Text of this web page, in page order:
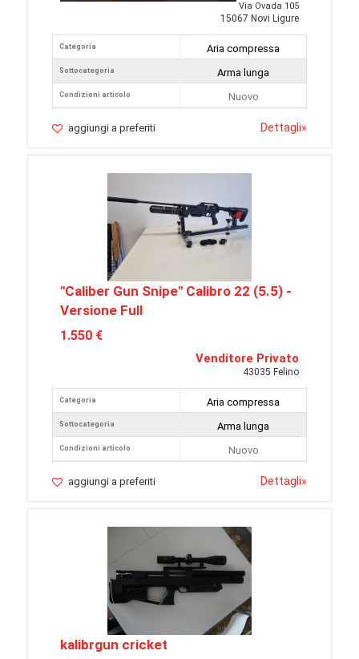
Via Ovada 105
15067 Novi Ligure
Categoria
Sottocategoria
Condizioni articolo
Aria compressa
Arma lunga
Nuovo
aggiungi a preferiti Dettagli»
"Caliber Gun Snipe" Calibro 22 (5.5) -
Versione Full
1.550 €
Venditore Privato
43035 Felino
Categoria
Sottocategoria
Condizioni articolo
Aria compressa
Arma lunga
Nuovo
aggiungi a preferiti Dettagli»
kalibrgun cricket